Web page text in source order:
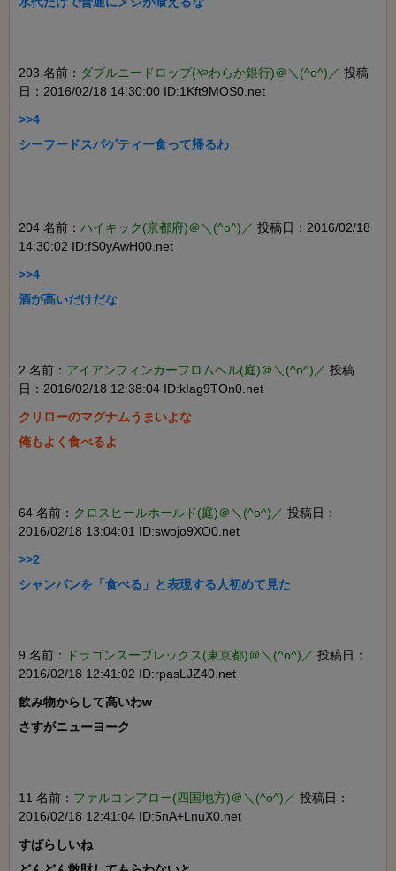
203 名前： ダブルニードロップ(やわらか銀行)＠＼(^o^)／ 投稿
日：2016/02/18 14:30:00 ID:1Kft9MOS0.net
>>4
シーフードスパゲティー食って帰るわ
204 名前： ハイキック(京都府)＠＼(^o^)／ 投稿日：2016/02/18
14:30:02 ID:fS0yAwH00.net
>>4
酒が高いだけだな
2 名前： アイアンフィンガーフロムヘル(庭)＠＼(^o^)／ 投稿
日：2016/02/18 12:38:04 ID:kIag9TOn0.net
クリローのマグナムうまいよな
俺もよく食べるよ
64 名前： クロスヒールホールド(庭)＠＼(^o^)／ 投稿日：
2016/02/18 13:04:01 ID:swojo9XO0.net
>>2
シャンパンを「食べる」と表現する人初めて見た
9 名前： ドラゴンスープレックス(東京都)＠＼(^o^)／ 投稿日：
2016/02/18 12:41:02 ID:rpasLJZ40.net
飲み物からして高いわw
さすがニューヨーク
11 名前： ファルコンアロー(四国地方)＠＼(^o^)／ 投稿日：
2016/02/18 12:41:04 ID:5nA+LnuX0.net
すばらしいね